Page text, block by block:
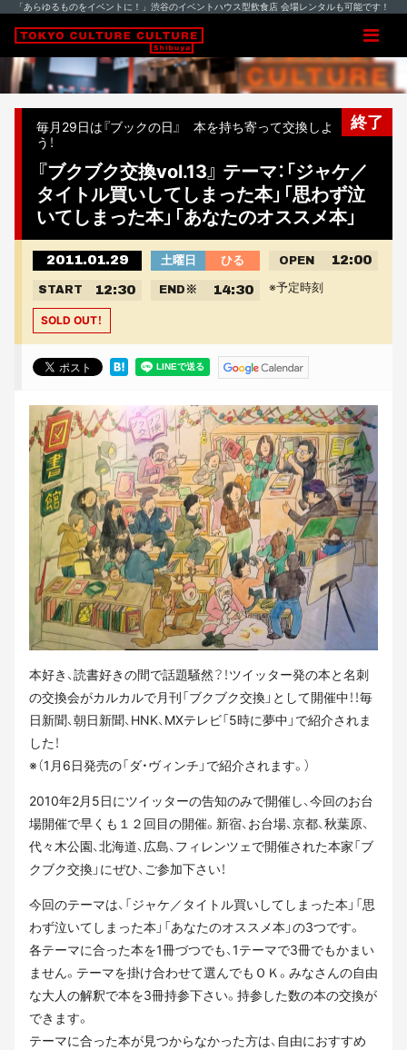
「あらゆるものをイベントに！」渋谷のイベントハウス型飲食店 会場レンタルも可能です！
終了
毎月29日は『ブックの日』 本を持ち寄って交換しよ
う！
『ブクブク交換vol.13』 テーマ：「ジャケ／
タイトル買いしてしまった本」「思わず泣
いてしまった本」「あなたのオススメ本」
2011.01.29 土曜日 ひる OPEN 12:00
START 12:30 END ※ 14:30 ※予定時刻
SOLD OUT！
本好き、読書好きの間で話題騒然？！ツイッター発の本と名刺
の交換会がカルカルで月刊「ブクブク交換」として開催中！！毎
日新聞、朝日新聞、HNK、MXテレビ「5時に夢中」で紹介されま
した！
※（1月6日発売の「ダ・ヴィンチ」で紹介されます。）
2010年2月5日にツイッターの告知のみで開催し、今回のお台
場開催で早くも１２回目の開催。新宿、お台場、京都、秋葉原、
代々木公園、北海道、広島、フィレンツェで開催された本家「ブ
クブク交換」にぜひ、ご参加下さい！
今回のテーマは、「ジャケ／タイトル買いしてしまった本」「思
わず泣いてしまった本」「あなたのオススメ本」の3つです。
各テーマに合った本を1冊づつでも、1テーマで3冊でもかまい
ません。テーマを掛け合わせて選んでもＯＫ。みなさんの自由
な大人の解釈で本を3冊持参下さい。持参した数の本の交換が
できます。
テーマに合った本が見つからなかった方は、自由におすすめ